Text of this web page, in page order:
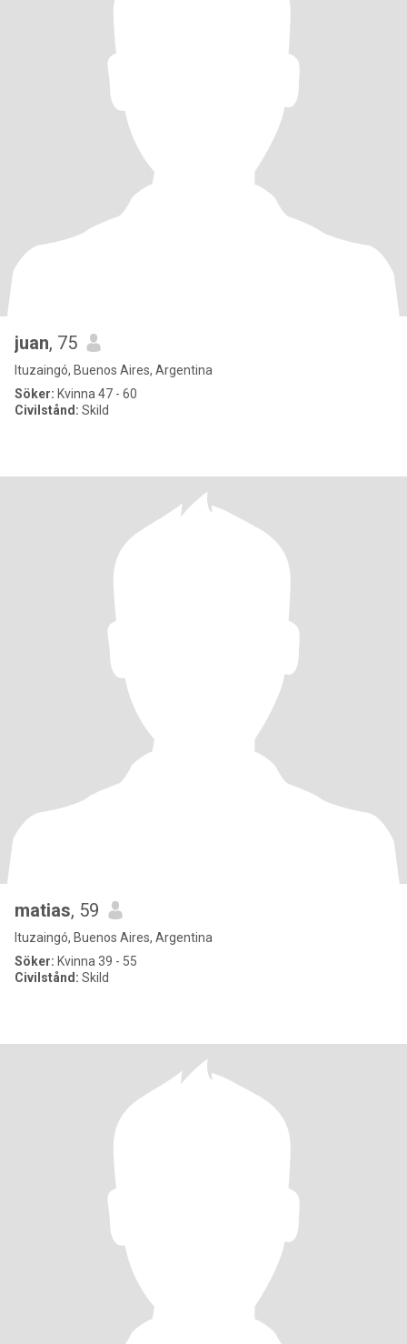
juan, 75
Ituzaingó, Buenos Aires, Argentina
Söker: Kvinna 47 - 60
Civilstånd: Skild
matias, 59
Ituzaingó, Buenos Aires, Argentina
Söker: Kvinna 39 - 55
Civilstånd: Skild